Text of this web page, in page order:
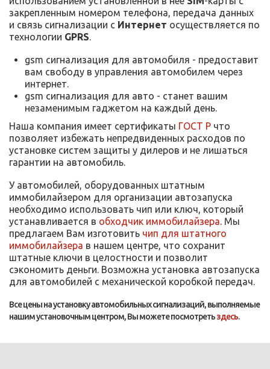
закрепленным номером телефона, передача данных
и связь сигнализации с Интернет осуществляется по
технологии GPRS.
gsm сигнализация для автомобиля - предоставит
вам свободу в управления автомобилем через
интернет.
gsm сигнализация для авто - станет вашим
незаменимым гаджетом на каждый день.
Наша компания имеет сертификаты ГОСТ Р что
позволяет избежать непредвиденных расходов по
установке систем защиты у дилеров и не лишаться
гарантии на автомобиль.
У автомобилей, оборудованных штатным
иммобилайзером для организации автозапуска
необходимо использовать чип или ключ, который
устанавливается в обходчик иммобилайзера. Мы
предлагаем Вам изготовить чип для штатного
иммобилайзера в нашем центре, что сохранит
штатные ключи в целостности и позволит
сэкономить деньги. Возможна установка автозапуска
для автомобилей с механической коробкой передач.
Все цены на установку автомобильных сигнализаций, выполняемые
нашим установочным центром, Вы можете посмотретьздесь.